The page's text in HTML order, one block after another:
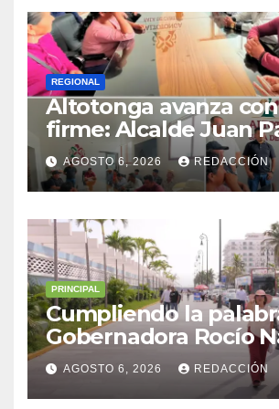
REGIONAL
Altotonga avanza
firme: Alcalde Juan
Becerra encabeza
diálogo con
Malacatepec
AGOSTO 6, 2026 REDACCIÓN
PRINCIPAL
Cumpliendo la
Gobernadora Rocío
impulsa la gran
del Centro Histórico
AGOSTO 6, 2026 REDACCIÓN